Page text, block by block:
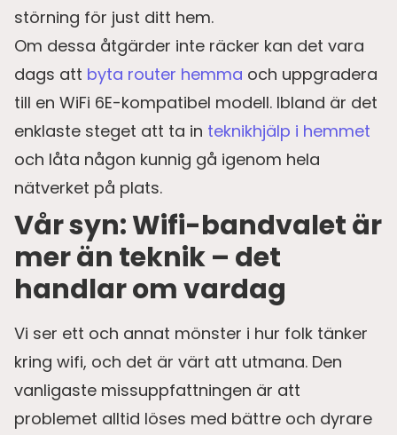
störning för just ditt hem.
Om dessa åtgärder inte räcker kan det vara
dags att byta router hemma och uppgradera
till en WiFi 6E-kompatibel modell. Ibland är det
enklaste steget att ta in teknikhjälp i hemmet
och låta någon kunnig gå igenom hela
nätverket på plats.
Vår syn: Wifi-bandvalet är
mer än teknik – det
handlar om vardag
Vi ser ett och annat mönster i hur folk tänker
kring wifi, och det är värt att utmana. Den
vanligaste missuppfattningen är att
problemet alltid löses med bättre och dyrare